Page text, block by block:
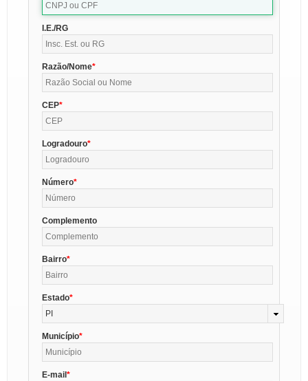
I.E./RG
Razão/Nome
CEP
Logradouro
Número
Complemento
Bairro
Estado
PI
Município
E-mail